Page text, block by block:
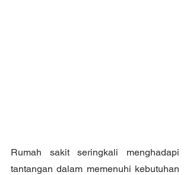
Rumah sakit seringkali menghadapi
tantangan dalam memenuhi kebutuhan